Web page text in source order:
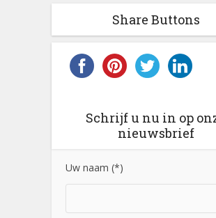
Share Buttons
Schrijf u nu in op
nieuwsbrief
Uw naam (*)